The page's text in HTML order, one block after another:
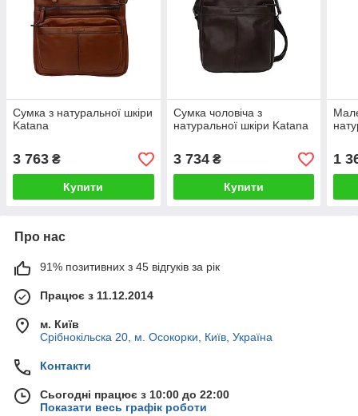
Сумка з натуральної шкіри
Katana
3 763 ₴
Купити
Сумка чоловіча з
натуральної шкіри Katana
3 734₴
Купити
1
Про нас
91% позитивних з 45 відгуків за рік
Працює з 11.12.2014
м. Київ
Срібнокільска 20, м. Осокорки, Київ, Україна
Контакти
Сьогодні працює з 10:00 до 22:00
Показати весь графік роботи